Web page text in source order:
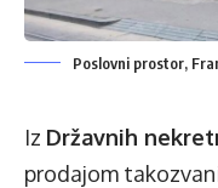
Poslovni prostor,
Iz Državnih
prodajom